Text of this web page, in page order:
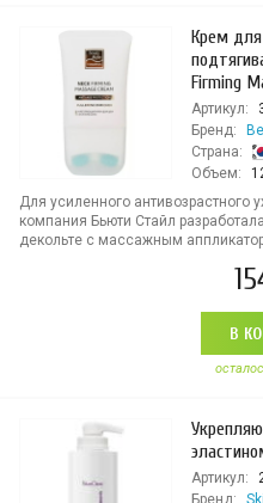
Крем
Firming
Артикул:
Бренд:
Страна:
Объем:
Для усиленного антивозрастного
компания Бьюти Стайл
декольте с массажным
В
Артикул:
Бренд: